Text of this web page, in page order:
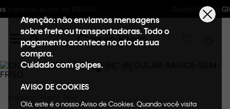
Ganhe 10% de GIFTBACK em todas as compras
Atenção: não enviamos mensagens
sobre frete ou transportadoras. Todo o
pagamento acontece no ato da sua
compra.
Cuidado com golpes.
AVISO DE COOKIES
Olá, este é o nosso Aviso de Cookies. Quando você visita